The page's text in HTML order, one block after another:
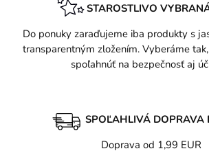
STAROSTLIVO
Do ponuky zaraďujeme iba produkty s
transparentným zložením. Vyberáme
spoľahnúť na bezpečnosť aj
SPOĽAHLIVÁ DOPRAVA
Doprava od 1,99 EUR